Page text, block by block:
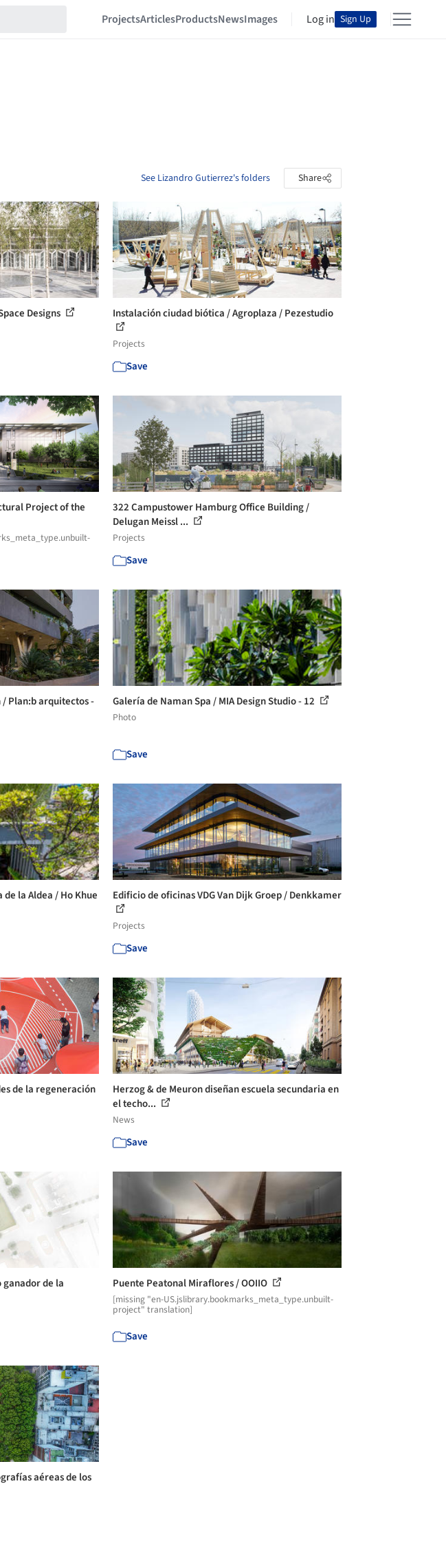
ProjectsArticlesProductsNewsImages Log in Sign Up
See Lizandro Gutierrez's folders Share
Designs Instalación ciudad biótica / Agroplaza / Pezestudio
Projects
Save
Project of the
322 Campustower Hamburg Office Building /
Delugan Meissl ...
Projects
Save
Plan:b arquitectos -
Galería de Naman Spa / MIA Design Studio - 12
Photo
Save
la Aldea / Ho Khue
Edificio de oficinas VDG Van Dijk Groep / Denkkamer
Projects
Save
de la regeneración
Herzog & de Meuron diseñan escuela secundaria en
el techo...
News
Save
ganador de la
Puente Peatonal Miraflores / OOIIO
[missing "en-US.jslibrary.bookmarks_meta_type.unbuilt-
project" translation]
Save
aéreas de los